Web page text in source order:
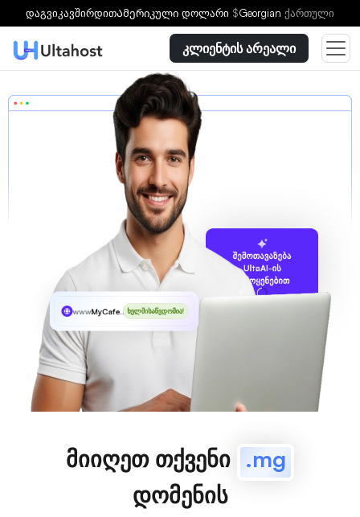
დაგვიკავშირდითᲐმერიკული დოლარი $Georgian ქართული
კლიენტის არეალი
შემოთავაზება
UltaAI-ის
გამოყენებით
wwwMyCafe.mgხელმისაწვდომია!
მიიღეთ თქვენი .mg
დომენის